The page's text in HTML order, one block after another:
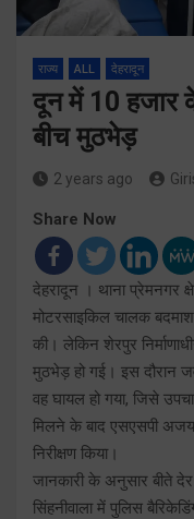
राज्य ALL देहरादून
दून में 10 हजार
बीच मुठभेड़
2 years ago
Share Now
देहरादून । थाना प्रेमनगर
मोटरसाइकिल चालक
की। लेकिन शेरपुर
मुठभेड़ हो गई। इस दौरान
वह घायल हो गया, जिसे
मिलने के बाद एसएसपी
निरीक्षण किया।
जानकारी के अनुसार बीते
सिंहनीवाला में पुलिस